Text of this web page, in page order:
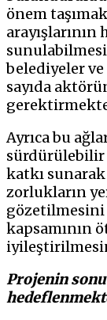
önem
arayışlarının
belediyeler
sayıda
Ayrıca bu
sürdürülebilir
katkı
zorlukların
kapsamının
Projenin